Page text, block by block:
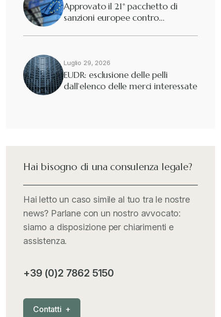
Approvato il 21° pacchetto di
sanzioni europee contro…
Luglio 29, 2026
EUDR: esclusione delle pelli
dall’elenco delle merci interessate
Hai bisogno di una consulenza legale?
Hai letto un caso simile al tuo tra le nostre
news? Parlane con un nostro avvocato:
siamo a disposizione per chiarimenti e
assistenza.
+39 (0)2 7862 5150
Contatti +